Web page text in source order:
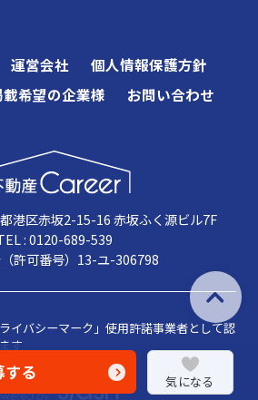
する 気になる
運営会社
個人情報保護方針
載希望の企業様 お問い合わせ
港区赤坂2-15-16 赤坂ふく源ビル7F
: 0120-689-539
許可番号）13-ユ-306798
イバシーマーク」使用許諾事業者として認
す